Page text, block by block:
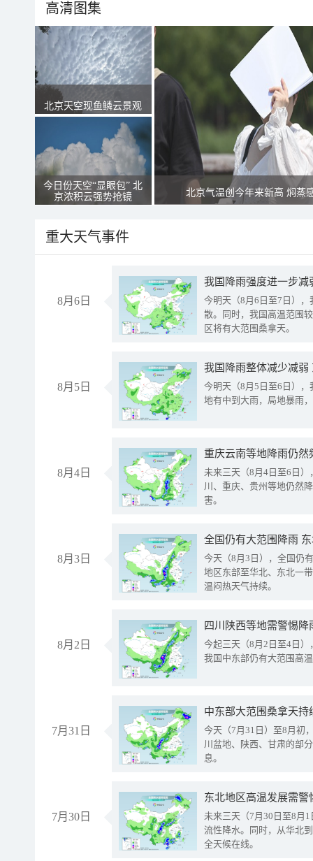
高清图集
北京天空现鱼鳞云景观
今日份天空“显眼包” 北
京浓积云强势抢镜
北京气温创今年来新高 焖蒸
重大天气事件
8月6日
今明天（8月6日至7日）
散。同时，我国高温范围
区将有大范围桑拿天。
8月5日
我国降雨整体减少减弱
今明天（8月5日至6日）
地有中到大雨，局地暴雨
8月4日
重庆云南等地降雨仍然
未来三天（8月4日至6日
川、重庆、贵州等地仍然
害。
8月3日
全国仍有大范围降雨
今天（8月3日），全国仍
地区东部至华北、东北一
温闷热天气持续。
8月2日
今起三天（8月2日至4日
我国中东部仍有大范围高
7月31日
中东部大范围桑拿天
今天（7月31日）至8月初
川盆地、陕西、甘肃的部
息。
7月30日
东北地区高温发展需
未来三天（7月30日至8月
流性降水。同时，从华北
全天候在线。